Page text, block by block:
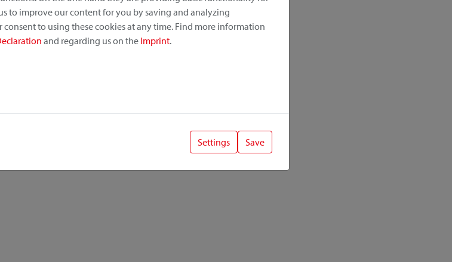
to improve our content for you by saving and analyzing
to using these cookies at any time. Find more information
and regarding us on the Imprint.
Settings Save